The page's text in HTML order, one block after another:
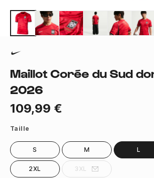
Maillot Corée du Sud
2026
109,99 €
Taille
S M L
2XL 3XL